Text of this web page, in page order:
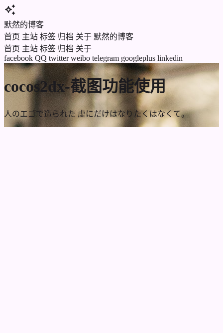
auto_awesome
默然的博客
首页 主站 标签 归档 关于 默然的博客
首页 主站 标签 归档 关于
facebook QQ twitter weibo telegram googleplus linkedin
cocos2dx-截图功能使用
人のエゴで造られた 虚にだけはなりたくはなくて。